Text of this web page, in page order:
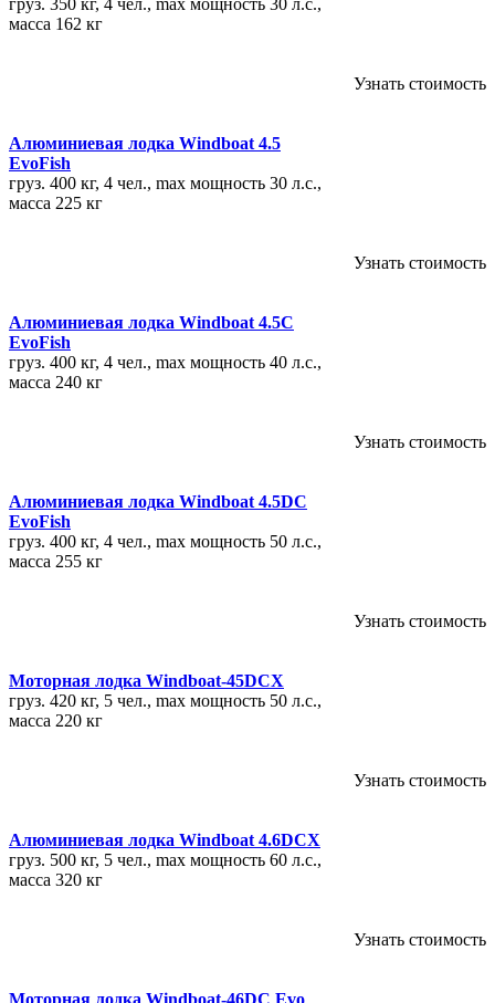
масса 162 кг
EvoFish
груз. 400 кг, 4 чел., max мощность 30 л.с.,
масса 225 кг
EvoFish
груз. 400 кг, 4 чел., max мощность 40 л.с.,
масса 240 кг
EvoFish
груз. 400 кг, 4 чел., max мощность 50 л.с.,
масса 255 кг
груз. 420 кг, 5 чел., max мощность 50 л.с.,
масса 220 кг
груз. 500 кг, 5 чел., max мощность 60 л.с.,
масса 320 кг